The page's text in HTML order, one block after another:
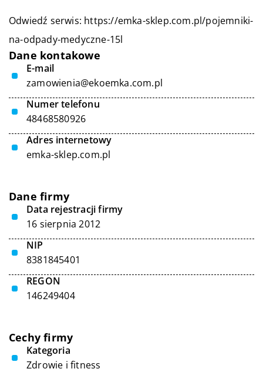
Odwiedź serwis: https://emka-sklep.com.pl/pojemniki-
na-odpady-medyczne-15l
Dane kontakowe
E-mail
zamowienia@ekoemka.com.pl
Numer telefonu
48468580926
Adres internetowy
emka-sklep.com.pl
Dane firmy
Data rejestracji firmy
16 sierpnia 2012
NIP
8381845401
REGON
146249404
Cechy firmy
Kategoria
Zdrowie i fitness